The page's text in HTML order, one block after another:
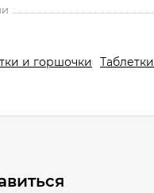
и горшочки Таблетки